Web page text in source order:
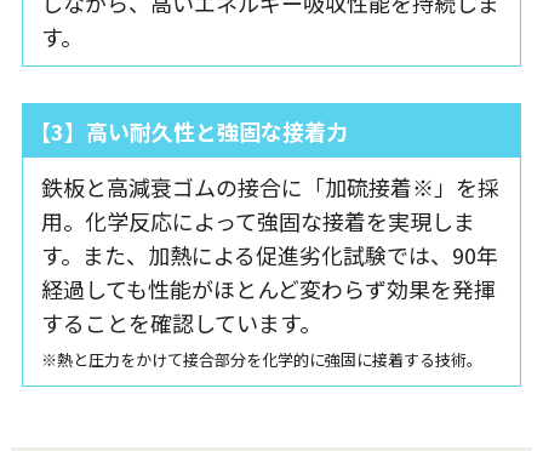
す。
【3】高い耐久性と強固な接着力
鉄板と高減衰ゴムの接合に「加硫接着※」を採
用。化学反応によって強固な接着を実現しま
す。また、加熱による促進劣化試験では、90年
経過しても性能がほとんど変わらず効果を発揮
することを確認しています。
※熱と圧力をかけて接合部分を化学的に強固に接着する技術。